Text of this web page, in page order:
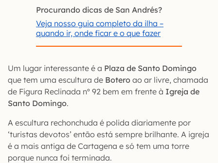
Procurando dicas de San Andrés?
Veja nosso guia completo da ilha –
quando ir, onde ficar e o que fazer
Um lugar interessante é a Plaza de Santo Domingo
que tem uma escultura de Botero ao ar livre, chamada
de Figura Reclinada nº 92 bem em frente à Igreja de
Santo Domingo.
A escultura rechonchuda é polida diariamente por
‘turistas devotos’ então está sempre brilhante. A igreja
é a mais antiga de Cartagena e só tem uma torre
porque nunca foi terminada.